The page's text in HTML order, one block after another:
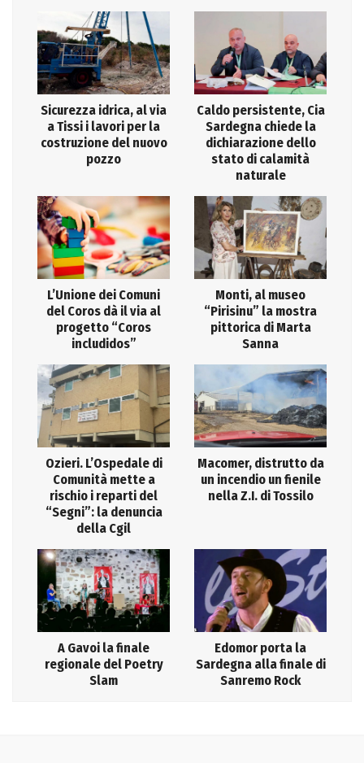
Sicurezza idrica, al via
a Tissi i lavori per la
costruzione del nuovo
pozzo
Caldo persistente, Cia
Sardegna chiede la
dichiarazione dello
stato di calamità
naturale
L’Unione dei Comuni
del Coros dà il via al
progetto “Coros
includidos”
Monti, al museo
“Pirisinu” la mostra
pittorica di Marta
Sanna
Ozieri. L’Ospedale di
Comunità mette a
rischio i reparti del
“Segni”: la denuncia
della Cgil
Macomer, distrutto da
un incendio un fienile
nella Z.I. di Tossilo
A Gavoi la finale
regionale del Poetry
Slam
Edomor porta la
Sardegna alla finale di
Sanremo Rock